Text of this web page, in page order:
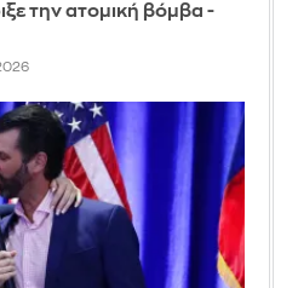
την ατομική βόμβα -